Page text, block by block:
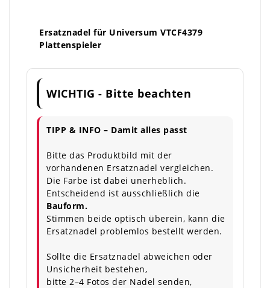
Ersatznadel für Universum VTCF4379
Plattenspieler
WICHTIG - Bitte beachten
TIPP & INFO – Damit alles passt
Bitte das Produktbild mit der
vorhandenen Ersatznadel vergleichen.
Die Farbe ist dabei unerheblich.
Entscheidend ist ausschließlich die
Bauform.
Stimmen beide optisch überein, kann die
Ersatznadel problemlos bestellt werden.
Sollte die Ersatznadel abweichen oder
Unsicherheit bestehen,
bitte 2–4 Fotos der Nadel senden,